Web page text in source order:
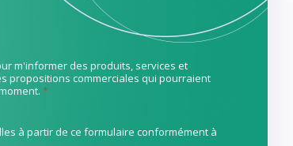
m'informer des produits, services et
propositions commerciales qui pourraient
*
à partir de ce formulaire conformément à